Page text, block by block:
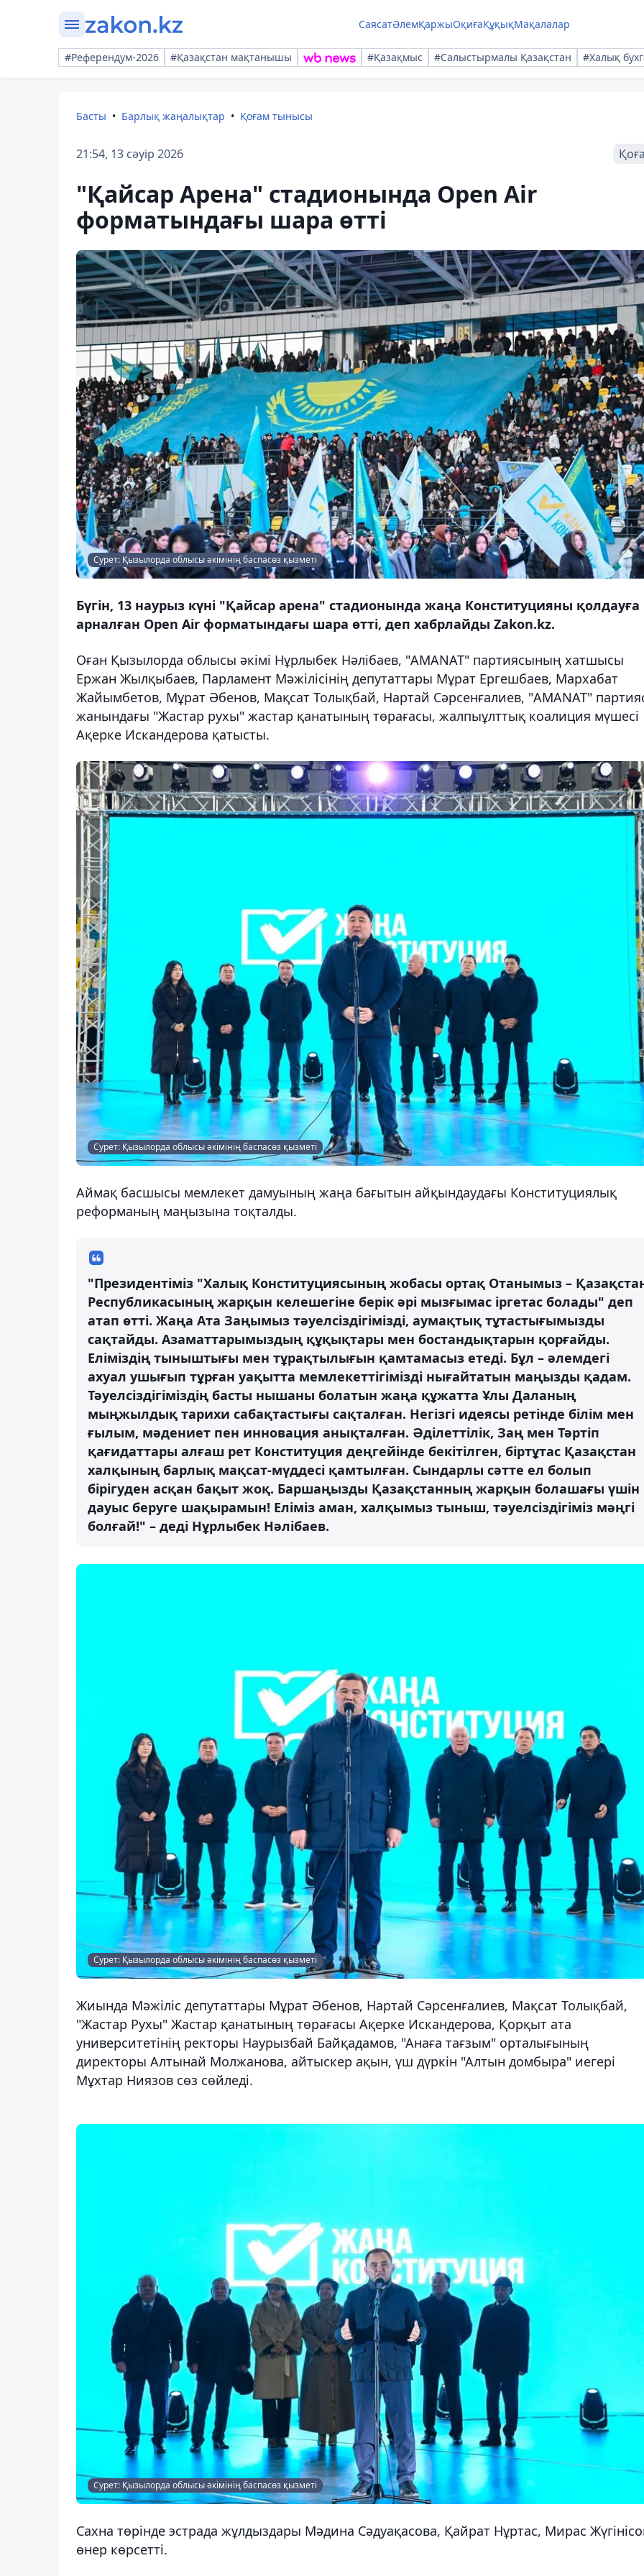
СаясатӘлемҚаржыОқиғаҚұқықМақалалар
#Референдум-2026 #Қазақстан мақтанышы #Қазақмыс #Салыстырмалы Қазақстан #Халық
Басты Барлық жаңалықтар Қоғам тынысы
21:54, 13 сәуір 2026
"Қайсар Арена" стадионында Open Air
форматындағы шара өтті
Сурет: Қызылорда облысы әкімінің баспасөз қызметі
Бүгін, 13 наурыз күні "Қайсар арена" стадионында жаңа Конституцияны қолдауға
арналған Open Air форматындағы шара өтті, деп хабрлайды Zakon.kz.
Оған Қызылорда облысы әкімі Нұрлыбек Нәлібаев, "AMANAT" партиясының хатшысы
Ержан Жылқыбаев, Парламент Мәжілісінің депутаттары Мұрат Ергешбаев, Мархабат
Жайымбетов, Мұрат Әбенов, Мақсат Толықбай, Нартай Сәрсенғалиев, "AMANAT"
жанындағы "Жастар рухы" жастар қанатының төрағасы, жалпыұлттық коалиция мүшесі
Ақерке Искандерова қатысты.
Сурет: Қызылорда облысы әкімінің баспасөз қызметі
Аймақ басшысы мемлекет дамуының жаңа бағытын айқындаудағы Конституциялық
реформаның маңызына тоқталды.
"Президентіміз "Халық Конституциясының жобасы ортақ Отанымыз –
Республикасының жарқын келешегіне берік әрі мызғымас іргетас болады" деп
атап өтті. Жаңа Ата Заңымыз тәуелсіздігімізді, аумақтық тұтастығымызды
сақтайды. Азаматтарымыздың құқықтары мен бостандықтарын қорғайды.
Еліміздің тыныштығы мен тұрақтылығын қамтамасыз етеді. Бұл – әлемдегі
ахуал ушығып тұрған уақытта мемлекеттігімізді нығайтатын маңызды қадам.
Тәуелсіздігіміздің басты нышаны болатын жаңа құжатта Ұлы Даланың
мыңжылдық тарихи сабақтастығы сақталған. Негізгі идеясы ретінде білім мен
ғылым, мәдениет пен инновация анықталған. Әділеттілік, Заң мен Тәртіп
қағидаттары алғаш рет Конституция деңгейінде бекітілген, біртұтас Қазақстан
халқының барлық мақсат-мүддесі қамтылған. Сындарлы сәтте ел болып
бірігуден асқан бақыт жоқ. Баршаңызды Қазақстанның жарқын болашағы үшін
дауыс беруге шақырамын! Еліміз аман, халқымыз тыныш, тәуелсіздігіміз мәңгі
болғай!" – деді Нұрлыбек Нәлібаев.
Сурет: Қызылорда облысы әкімінің баспасөз қызметі
Жиында Мәжіліс депутаттары Мұрат Әбенов, Нартай Сәрсенғалиев, Мақсат Толықбай,
"Жастар Рухы" Жастар қанатының төрағасы Ақерке Искандерова, Қорқыт ата
университетінің ректоры Наурызбай Байқадамов, "Анаға тағзым" орталығының
директоры Алтынай Молжанова, айтыскер ақын, үш дүркін "Алтын домбыра" иегері
Мұхтар Ниязов сөз сөйледі.
Сурет: Қызылорда облысы әкімінің баспасөз қызметі
Сахна төрінде эстрада жұлдыздары Мәдина Сәдуақасова, Қайрат Нұртас, Мирас
өнер көрсетті.